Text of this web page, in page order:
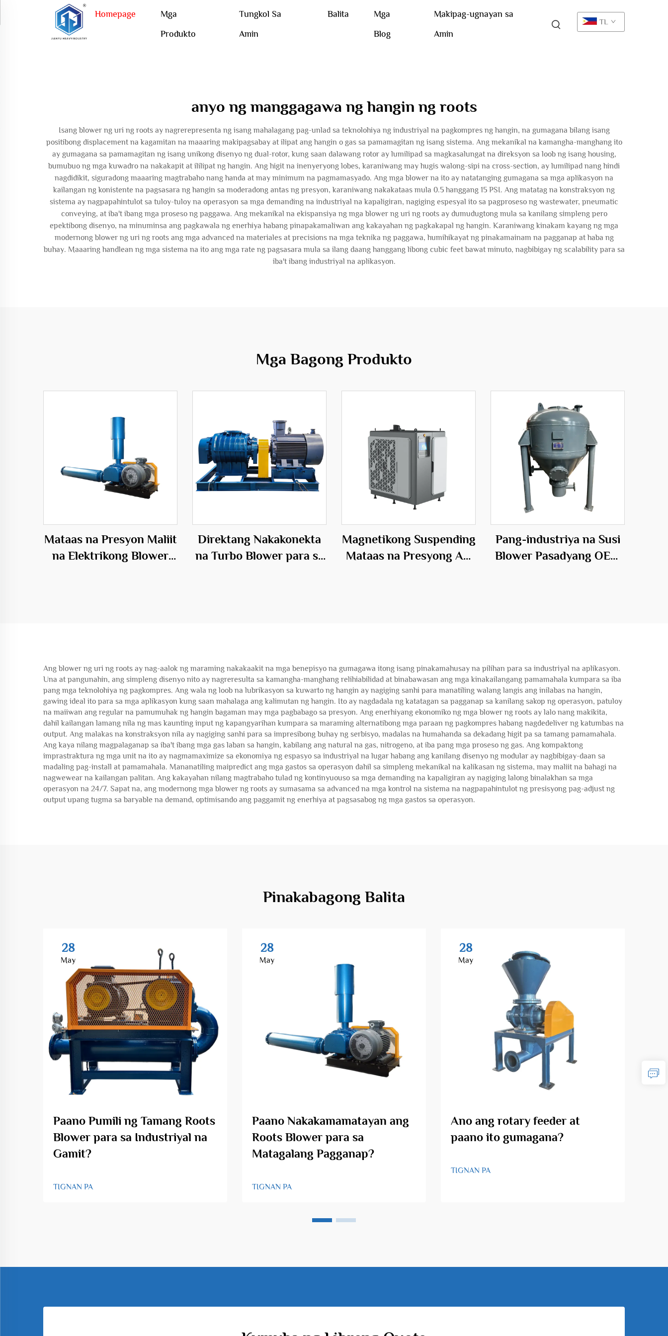
Homepage
Mga
Produkto
Tungkol Sa
Amin
Balita
Mga
Blog
Makipag-ugnayan sa
Amin
TL
anyo ng manggagawa ng hangin ng roots
Isang blower ng uri ng roots ay nagrerepresenta ng isang mahalagang pag-unlad sa teknolohiya ng industriyal na pagkompres ng hangin, na gumagana bilang isang
positibong displacement na kagamitan na maaaring makipagsabay at ilipat ang hangin o gas sa pamamagitan ng isang sistema. Ang mekanikal na kamangha-manghang ito
ay gumagana sa pamamagitan ng isang unikong disenyo ng dual-rotor, kung saan dalawang rotor ay lumilipad sa magkasalungat na direksyon sa loob ng isang housing,
bumubuo ng mga kuwadro na nakakapit at ililipat ng hangin. Ang higit na inenyeryong lobes, karaniwang may hugis walong-sipi na cross-section, ay lumilipad nang hindi
nagdidikit, siguradong maaaring magtrabaho nang handa at may minimum na pagmamasyado. Ang mga blower na ito ay natatanging gumagana sa mga aplikasyon na
kailangan ng konistente na pagsasara ng hangin sa moderadong antas ng presyon, karaniwang nakakataas mula 0.5 hanggang 15 PSI. Ang matatag na konstraksyon ng
sistema ay nagpapahintulot sa tuloy-tuloy na operasyon sa mga demanding na industriyal na kapaligiran, nagiging espesyal ito sa pagproseso ng wastewater, pneumatic
conveying, at iba't ibang mga proseso ng paggawa. Ang mekanikal na ekispansiya ng mga blower ng uri ng roots ay dumudugtong mula sa kanilang simpleng pero
epektibong disenyo, na minuminsa ang pagkawala ng enerhiya habang pinapakamaliwan ang kakayahan ng pagkakapal ng hangin. Karaniwang kinakam kayang ng mga
modernong blower ng uri ng roots ang mga advanced na materiales at precisions na mga teknika ng paggawa, humihikayat ng pinakamainam na pagganap at haba ng
buhay. Maaaring handlean ng mga sistema na ito ang mga rate ng pagsasara mula sa ilang daang hanggang libong cubic feet bawat minuto, nagbibigay ng scalability para sa
iba't ibang industriyal na aplikasyon.
Mga Bagong Produkto
Mataas na Presyon Maliit
na Elektrikong Blower
Direktang Nakakonekta
na Turbo Blower para sa
Magnetikong Suspending
Mataas na Presyong AC
Pang-industriya na Susi
Blower Pasadyang OEM
Ang blower ng uri ng roots ay nag-aalok ng maraming nakakaakit na mga benepisyo na gumagawa itong isang pinakamahusay na pilihan para sa industriyal na aplikasyon.
Una at pangunahin, ang simpleng disenyo nito ay nagreresulta sa kamangha-manghang relihiabilidad at binabawasan ang mga kinakailangang pamamahala kumpara sa iba
pang mga teknolohiya ng pagkompres. Ang wala ng loob na lubrikasyon sa kuwarto ng hangin ay nagiging sanhi para manatiling walang langis ang inilabas na hangin,
gawing ideal ito para sa mga aplikasyon kung saan mahalaga ang kalimutan ng hangin. Ito ay nagdadala ng katatagan sa pagganap sa kanilang sakop ng operasyon, patuloy
na maiiwan ang regular na pamumuhak ng hangin bagaman may mga pagbabago sa presyon. Ang enerhiyang ekonomiko ng mga blower ng roots ay lalo nang makikita,
dahil kailangan lamang nila ng mas kaunting input ng kapangyarihan kumpara sa maraming alternatibong mga paraan ng pagkompres habang nagdedeliver ng katumbas na
output. Ang malakas na konstraksyon nila ay nagiging sanhi para sa impresibong buhay ng serbisyo, madalas na humahanda sa dekadang higit pa sa tamang pamamahala.
Ang kaya nilang magpalaganap sa iba't ibang mga gas laban sa hangin, kabilang ang natural na gas, nitrogeno, at iba pang mga proseso ng gas. Ang kompaktong
imprastraktura ng mga unit na ito ay nagmamaximize sa ekonomiya ng espasyo sa industriyal na lugar habang ang kanilang disenyo ng modular ay nagbibigay-daan sa
madaling pag-install at pamamahala. Mananatiling maipredict ang mga gastos sa operasyon dahil sa simpleng mekanikal na kalikasan ng sistema, may maliit na bahagi na
nagwewear na kailangan palitan. Ang kakayahan nilang magtrabaho tulad ng kontinyuouso sa mga demanding na kapaligiran ay nagiging lalong binalakhan sa mga
operasyon na 24/7. Sapat na, ang modernong mga blower ng roots ay sumasama sa advanced na mga kontrol na sistema na nagpapahintulot ng presisyong pag-adjust ng
output upang tugma sa baryable na demand, optimisando ang paggamit ng enerhiya at pagsasabog ng mga gastos sa operasyon.
Pinakabagong Balita
28
May
Paano Pumili ng Tamang Roots
Blower para sa Industriyal na
Gamit?
TIGNAN PA
28
May
Paano Nakakamamatayan ang
Roots Blower para sa
Matagalang Pagganap?
TIGNAN PA
28
May
Ano ang rotary feeder at
paano ito gumagana?
TIGNAN PA